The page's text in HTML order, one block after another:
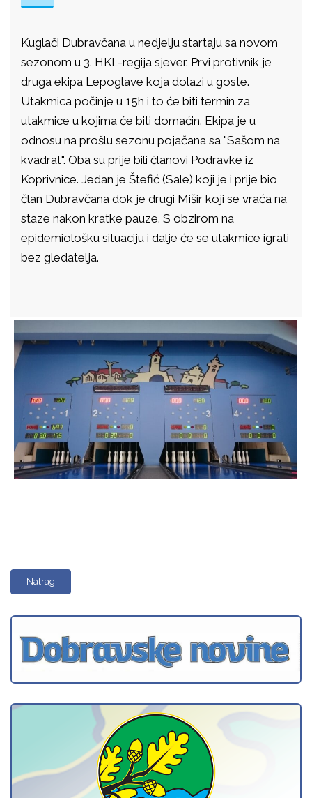
Kuglači Dubravčana u nedjelju startaju sa novom
sezonom u 3. HKL-regija sjever. Prvi protivnik je
druga ekipa Lepoglave koja dolazi u goste.
Utakmica počinje u 15h i to će biti termin za
utakmice u kojima će biti domaćin. Ekipa je u
odnosu na prošlu sezonu pojačana sa "Sašom na
kvadrat". Oba su prije bili članovi Podravke iz
Koprivnice. Jedan je Štefić (Sale) koji je i prije bio
član Dubravčana dok je drugi Mišir koji se vraća na
staze nakon kratke pauze. S obzirom na
epidemiološku situaciju i dalje će se utakmice igrati
bez gledatelja.
Natrag